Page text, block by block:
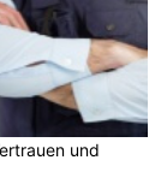
und